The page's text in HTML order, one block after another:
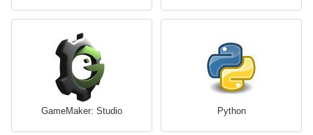
GameMaker: Studio Python